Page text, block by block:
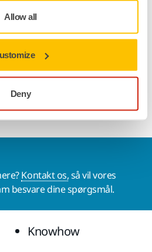
Allow all
Deny
til grip rondeller.
Kontakt os,så vil vores
besvare dine spørgsmål.
Knowhow